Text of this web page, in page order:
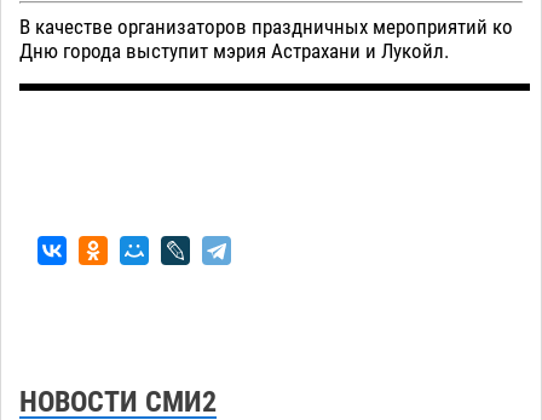
В качестве организаторов праздничных мероприятий ко
Дню города выступит мэрия Астрахани и Лукойл.
НОВОСТИ СМИ2